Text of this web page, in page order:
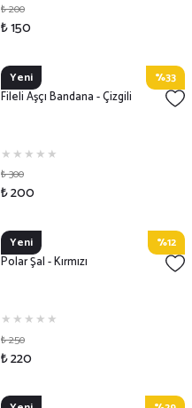
₺ 200
₺ 150
Yeni %33
Fileli Aşçı Bandana - Çizgili
₺ 300
₺ 200
Yeni %12
Polar Şal - Kırmızı
₺ 250
₺ 220